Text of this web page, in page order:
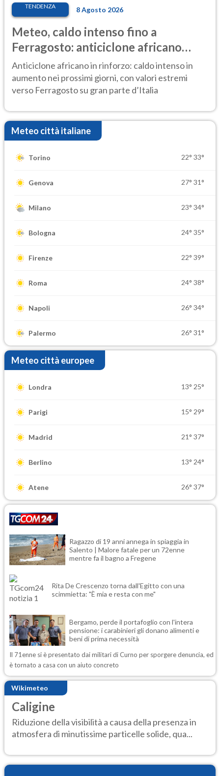
TENDENZA 8 Agosto 2026
Meteo, caldo intenso fino a
Ferragosto: anticiclone africano
ancora protagonista
Anticiclone africano in rinforzo: caldo intenso in
aumento nei prossimi giorni, con valori estremi
verso Ferragosto su gran parte d’Italia
Meteo città italiane
Torino 22° 33°
Genova 27° 31°
Milano 23° 34°
Bologna 24° 35°
Firenze 22° 39°
Roma 24° 38°
Napoli 26° 34°
Palermo 26° 31°
Meteo città europee
Londra 13° 25°
Parigi 15° 29°
Madrid 21° 37°
Berlino 13° 24°
Atene 26° 37°
Ragazzo di 19 anni annega in spiaggia in
Salento | Malore fatale per un 72enne
mentre fa il bagno a Fregene
Rita De Crescenzo torna dall'Egitto con una
scimmietta: "È mia e resta con me"
Bergamo, perde il portafoglio con l'intera
pensione: i carabinieri gli donano alimenti e
beni di prima necessità
Il 71enne si è presentato dai militari di Curno per sporgere denuncia, ed
è tornato a casa con un aiuto concreto
Wikimeteo
Caligine
Riduzione della visibilità a causa della presenza in
atmosfera di minutissime particelle solide, qua...